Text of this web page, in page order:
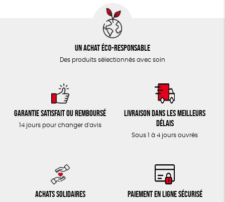
Un achat éco-responsable
Des produits sélectionnés avec soin
Garantie satisfait ou remboursé
14 jours pour changer d'avis
Livraison dans les meilleurs
délais
Sous 1 à 4 jours ouvrés
Achats solidaires Paiement en ligne sécurisé